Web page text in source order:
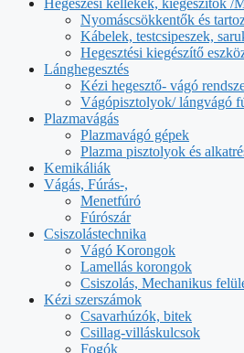
Hegeszési kellékek, kiegészítők
Nyomáscsökkentők és
Kábelek, testcsipeszek,
Hegesztési kiegészítő
Lánghegesztés
Kézi hegesztő- vágó
Vágópisztolyok/ lángvágó
Plazmavágás
Plazmavágó gépek
Plazma pisztolyok és
Kemikáliák
Vágás, Fúrás-,
Menetfúró
Fúrószár
Csiszolástechnika
Vágó Korongok
Lamellás korongok
Csiszolás, Mechanikus
Kézi szerszámok
Csavarhúzók, bitek
Csillag-villáskulcsok
Fogók